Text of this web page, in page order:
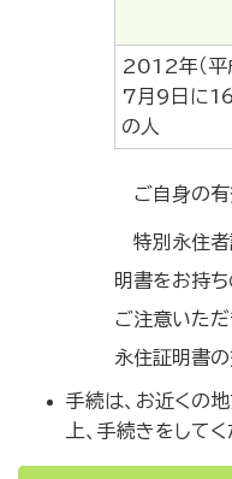
2012年（平
7月9日に
の人
ご自身の有
特別永住
明書をお持
ご注意いただ
永住証明書の
手続は、お近くの
上、手続きをしてく